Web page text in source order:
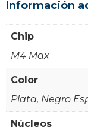
Información
Chip
M4 Max
Color
Plata, Negro
Núcleos